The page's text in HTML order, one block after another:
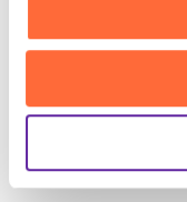
HR
Marketing